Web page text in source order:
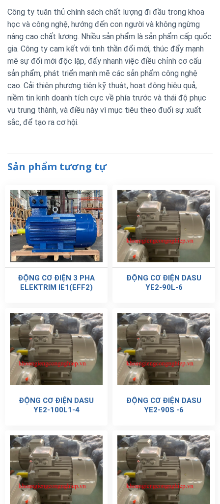
Công ty tuân thủ chính sách chất lượng đi đầu trong khoa
học và công nghệ, hướng đến con người và không ngừng
nâng cao chất lượng. Nhiều sản phẩm là sản phẩm cấp quốc
gia. Công ty cam kết với tinh thần đổi mới, thúc đẩy mạnh
mẽ sự đổi mới độc lập, đẩy nhanh việc điều chỉnh cơ cấu
sản phẩm, phát triển mạnh mẽ các sản phẩm công nghệ
cao. Cải thiện phương tiện kỹ thuật, hoạt động hiệu quả,
niềm tin kinh doanh tích cực về phía trước và thái độ phục
vụ trung thành, và điều này vì mục tiêu theo đuổi sự xuất
sắc, để tạo ra cơ hội.
Sản phẩm tương tự
ĐỘNG CƠ ĐIỆN 3 PHA
ELEKTRIM IE1(EFF2)
ĐỘNG CƠ ĐIỆN DASU
YE2-90L-6
ĐỘNG CƠ ĐIỆN DASU
YE2-100L1-4
ĐỘNG CƠ ĐIỆN DASU
YE2-90S -6